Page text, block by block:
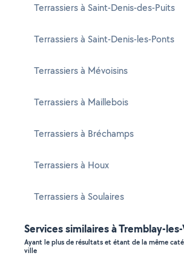
Terrassiers à Saint-Denis-des-Puits
Terrassiers à Saint-Denis-les-Ponts
Terrassiers à Mévoisins
Terrassiers à Maillebois
Terrassiers à Bréchamps
Terrassiers à Houx
Terrassiers à Soulaires
Services similaires à Tremblay-
Ayant le plus de résultats et étant de la même
ville